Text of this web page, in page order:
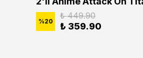
%20
₺ 449.90
₺ 359.90